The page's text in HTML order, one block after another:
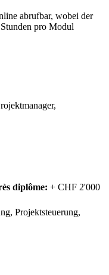
abrufbar, wobei der
pro Modul
diplôme: + CHF 2'000
Projektsteuerung,